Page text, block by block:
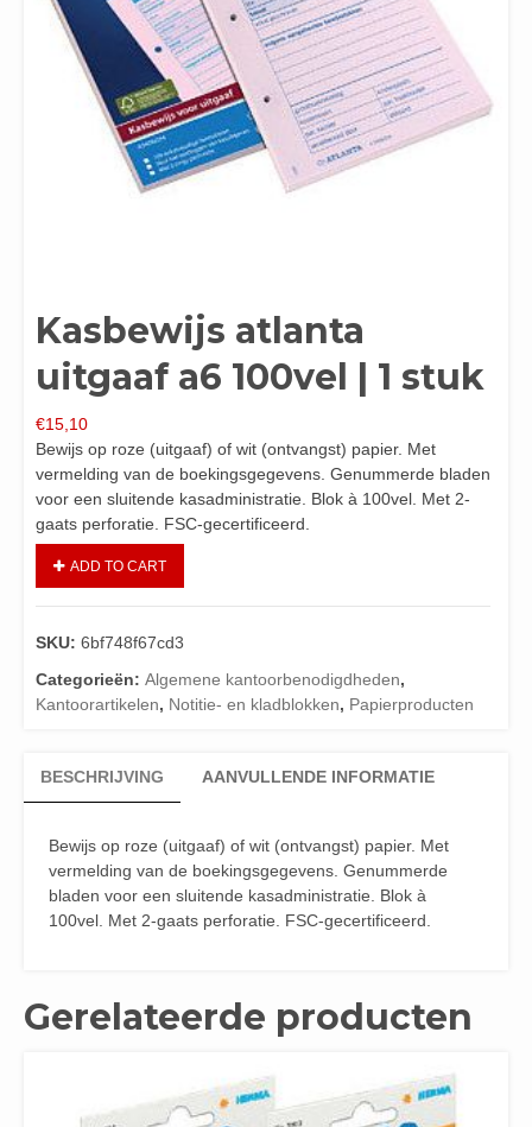
Kasbewijs atlanta
uitgaaf a6 100vel | 1 stuk
€15,10
Bewijs op roze (uitgaaf) of wit (ontvangst) papier. Met
vermelding van de boekingsgegevens. Genummerde bladen
voor een sluitende kasadministratie. Blok à 100vel. Met 2-
gaats perforatie. FSC-gecertificeerd.
ADD TO CART
SKU: 6bf748f67cd3
Categorieën: Algemene kantoorbenodigdheden,
Kantoorartikelen, Notitie- en kladblokken, Papierproducten
BESCHRIJVING AANVULLENDE INFORMATIE
Bewijs op roze (uitgaaf) of wit (ontvangst) papier. Met
vermelding van de boekingsgegevens. Genummerde
bladen voor een sluitende kasadministratie. Blok à
100vel. Met 2-gaats perforatie. FSC-gecertificeerd.
Gerelateerde producten